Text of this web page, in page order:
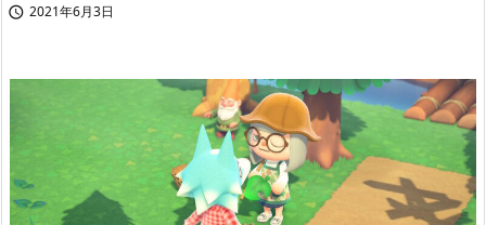
 2021年6月3日